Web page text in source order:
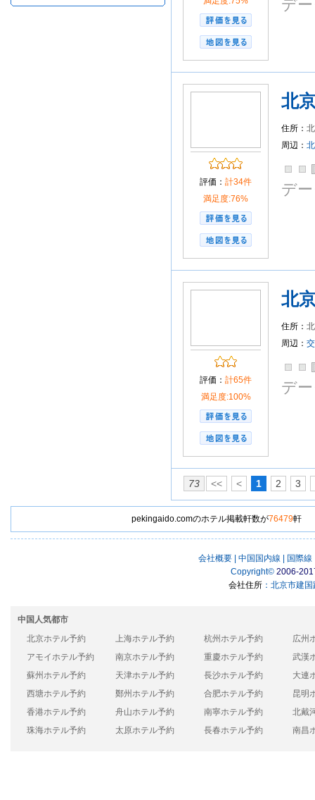
デ
評価： 計34件
満足度:76%
北
住所：
周辺：
デ
評価： 計65件
満足度:100%
北
住所：
周辺：
デ
73 << < 1 2 3
pekingaido.comのホテル掲載軒数が76479軒
会社概要 中国国内線 国際線
Copyright© 2006-
会社住所：北京市建
中国人気都市
北京ホテル予約
上海ホテル予約 杭州ホテル予約
広州
アモイホテル予約
南京ホテル予約 重慶ホテル予約
武漢
蘇州ホテル予約
天津ホテル予約 長沙ホテル予約
大連
西塘ホテル予約
鄭州ホテル予約 合肥ホテル予約
昆明
香港ホテル予約
舟山ホテル予約 南寧ホテル予約
北戴
珠海ホテル予約
太原ホテル予約 長春ホテル予約 南昌